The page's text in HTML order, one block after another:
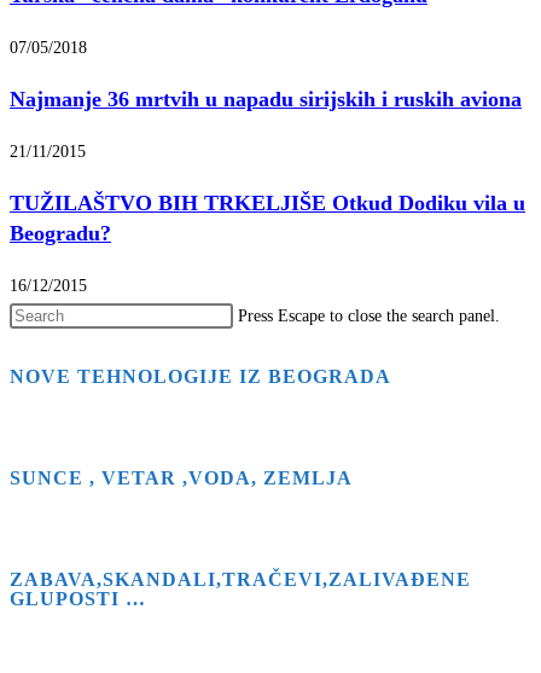
07/05/2018
Najmanje 36 mrtvih u napadu sirijskih i ruskih aviona
21/11/2015
TUŽILAŠTVO BIH TRKELJIŠE Otkud Dodiku vila u
Beogradu?
16/12/2015
Press Escape to close the search panel.
NOVE TEHNOLOGIJE IZ BEOGRADA
SUNCE , VETAR ,VODA, ZEMLJA
ZABAVA,SKANDALI,TRAČEVI,ZALIVAĐENE
GLUPOSTI …